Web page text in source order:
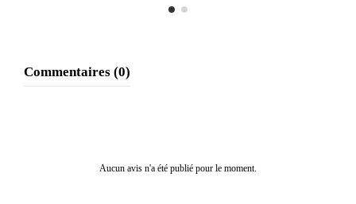
Commentaires (0)
Aucun avis n'a été publié pour le moment.